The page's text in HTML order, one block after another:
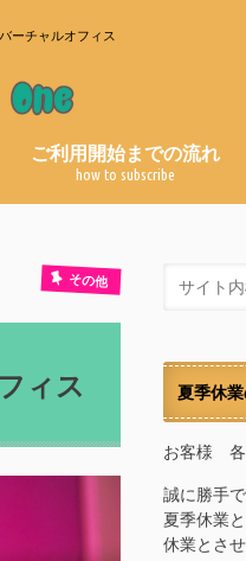
ーチャルオフィス
ご利用開始までの流れ
how to subscribe
その他
ィス 夏季休
お客様
誠に勝手
夏季休業
休業とさ